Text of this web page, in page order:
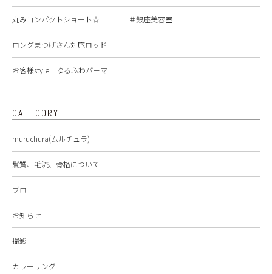
丸みコンパクトショート☆ ＃銀座美容室
ロングまつげさん対応ロッド
お客様style ゆるふわパーマ
CATEGORY
muruchura(ムルチュラ)
髪質、毛流、骨格について
ブロー
お知らせ
撮影
カラーリング